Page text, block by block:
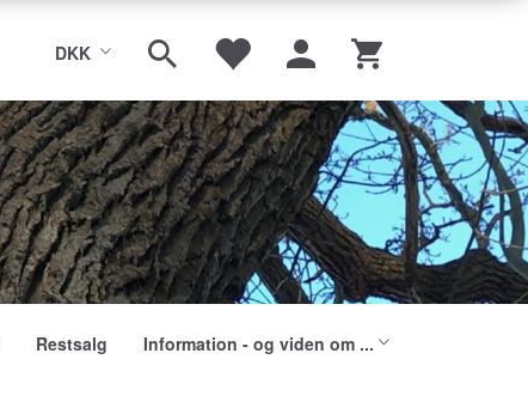
DKK
Restsalg Information - og viden om ...